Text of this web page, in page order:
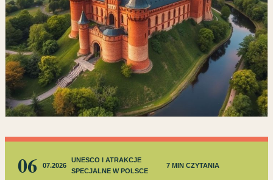
06 07.2026
UNESCO I ATRAKCJE
SPECJALNE W POLSCE
7 MIN CZYTANIA